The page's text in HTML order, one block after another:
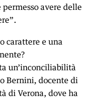
avere delle
carattere e una
un’inconciliabilità
Bernini, docente di
di Verona, dove ha